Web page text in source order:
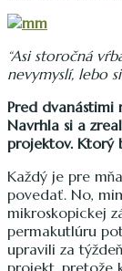
“Asi storočná
nevymyslí, lebo
Pred dvanástimi
Navrhla si a
projektov. Ktorý
Každý je pre
povedať. No,
mikroskopickej
permakutlúru
upravili za
projekt, pretože